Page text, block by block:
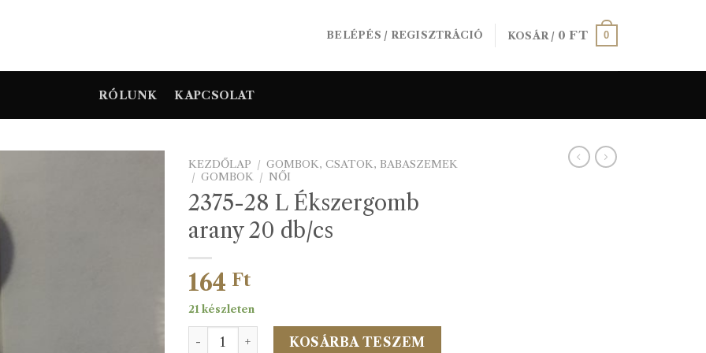
BELÉPÉS / REGISZTRÁCIÓ KOSÁR / 0FT 0
RÓLUNK KAPCSOLAT
KEZDŐLAP / GOMBOK, CSATOK, BABASZEMEK
/ GOMBOK / NŐI
2375-28 L Ékszergomb
arany 20 db/cs
164 Ft
21 készleten
2375-28 L Ékszergomb arany 20 db/cs mennyiség
KOSÁRBA TESZEM